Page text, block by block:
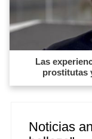
Las
prostitutas
Noticias